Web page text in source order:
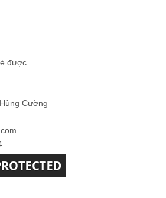
được
Cường